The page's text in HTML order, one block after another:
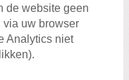
de website geen
via uw browser
Analytics niet